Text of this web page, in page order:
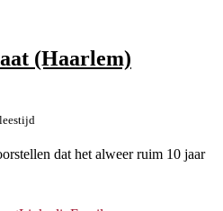
(Haarlem)
dat het alweer ruim 10 jaar